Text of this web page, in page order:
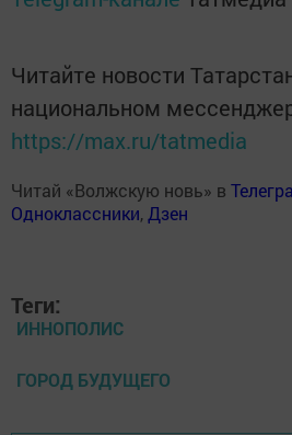
Читайте новости
национальном
https://max.ru/tatmedia
Читай «Волжскую новь» в
Одноклассники, Дзен
Теги:
ИННОПОЛИС
ГОРОД БУДУЩЕГО